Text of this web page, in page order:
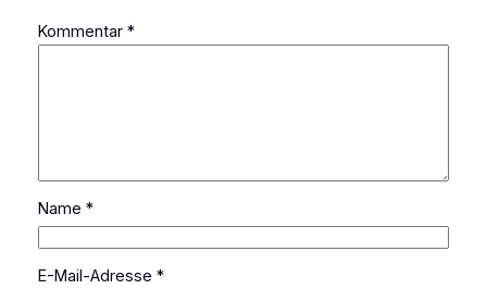
Kommentar *
Name *
E-Mail-Adresse *